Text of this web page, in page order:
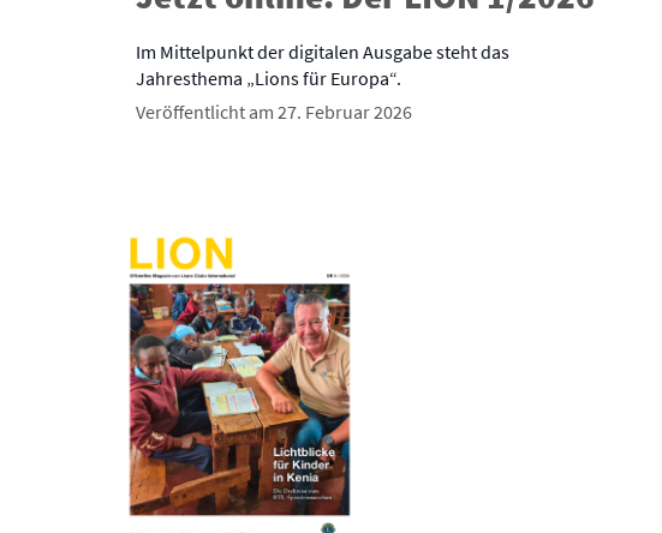
Im Mittelpunkt der digitalen Ausgabe steht das
Jahresthema „Lions für Europa“.
Veröffentlicht am 27. Februar 2026